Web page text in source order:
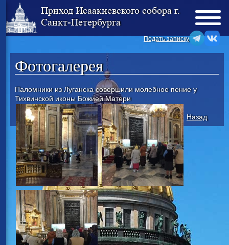
Приход Исаакиевского собора г.
Санкт-Петербурга
Подать записку
Фотогалерея
Паломники из Луганска совершили молебное пение у
Тихвинской иконы Божией Матери
Назад